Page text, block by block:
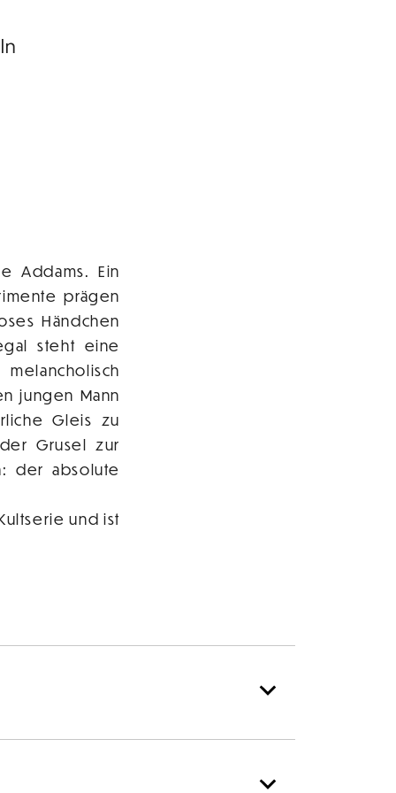
Addams. Ein
prägen
Händchen
steht eine
jungen Mann
Gleis zu
Grusel zur
der absolute
und ist